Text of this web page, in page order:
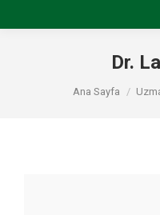
Dr.
You are here:Ana Sayfa